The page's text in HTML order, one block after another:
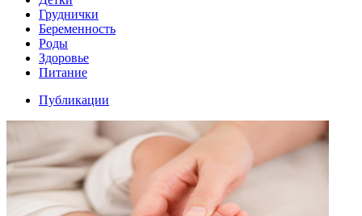
Груднички
Беременность
Роды
Здоровье
Питание
Публикации